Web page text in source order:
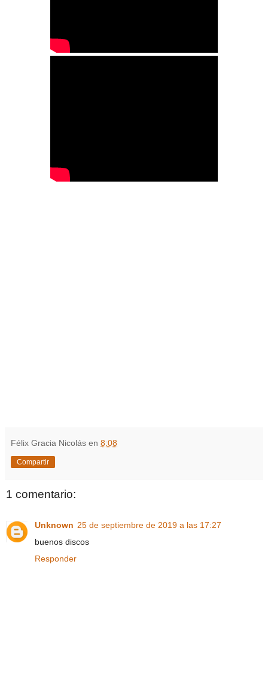
Félix Gracia Nicolás en 8:08
Compartir
1 comentario:
Unknown 25 de septiembre de 2019 a las 17:27
buenos discos
Responder